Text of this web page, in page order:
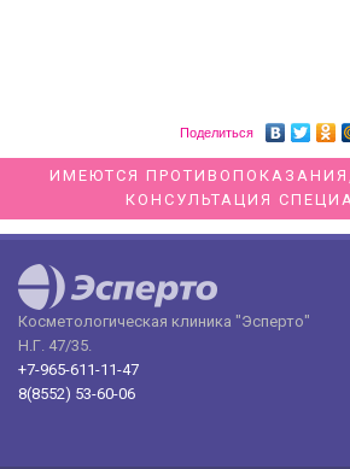
Поделиться
ИМЕЮТСЯ
КОНСУЛЬТАЦИЯ
Косметологическая клиника "Эсперто"
Н.Г. 47/35.
+7-965-611-11-47
8(8552) 53-60-06